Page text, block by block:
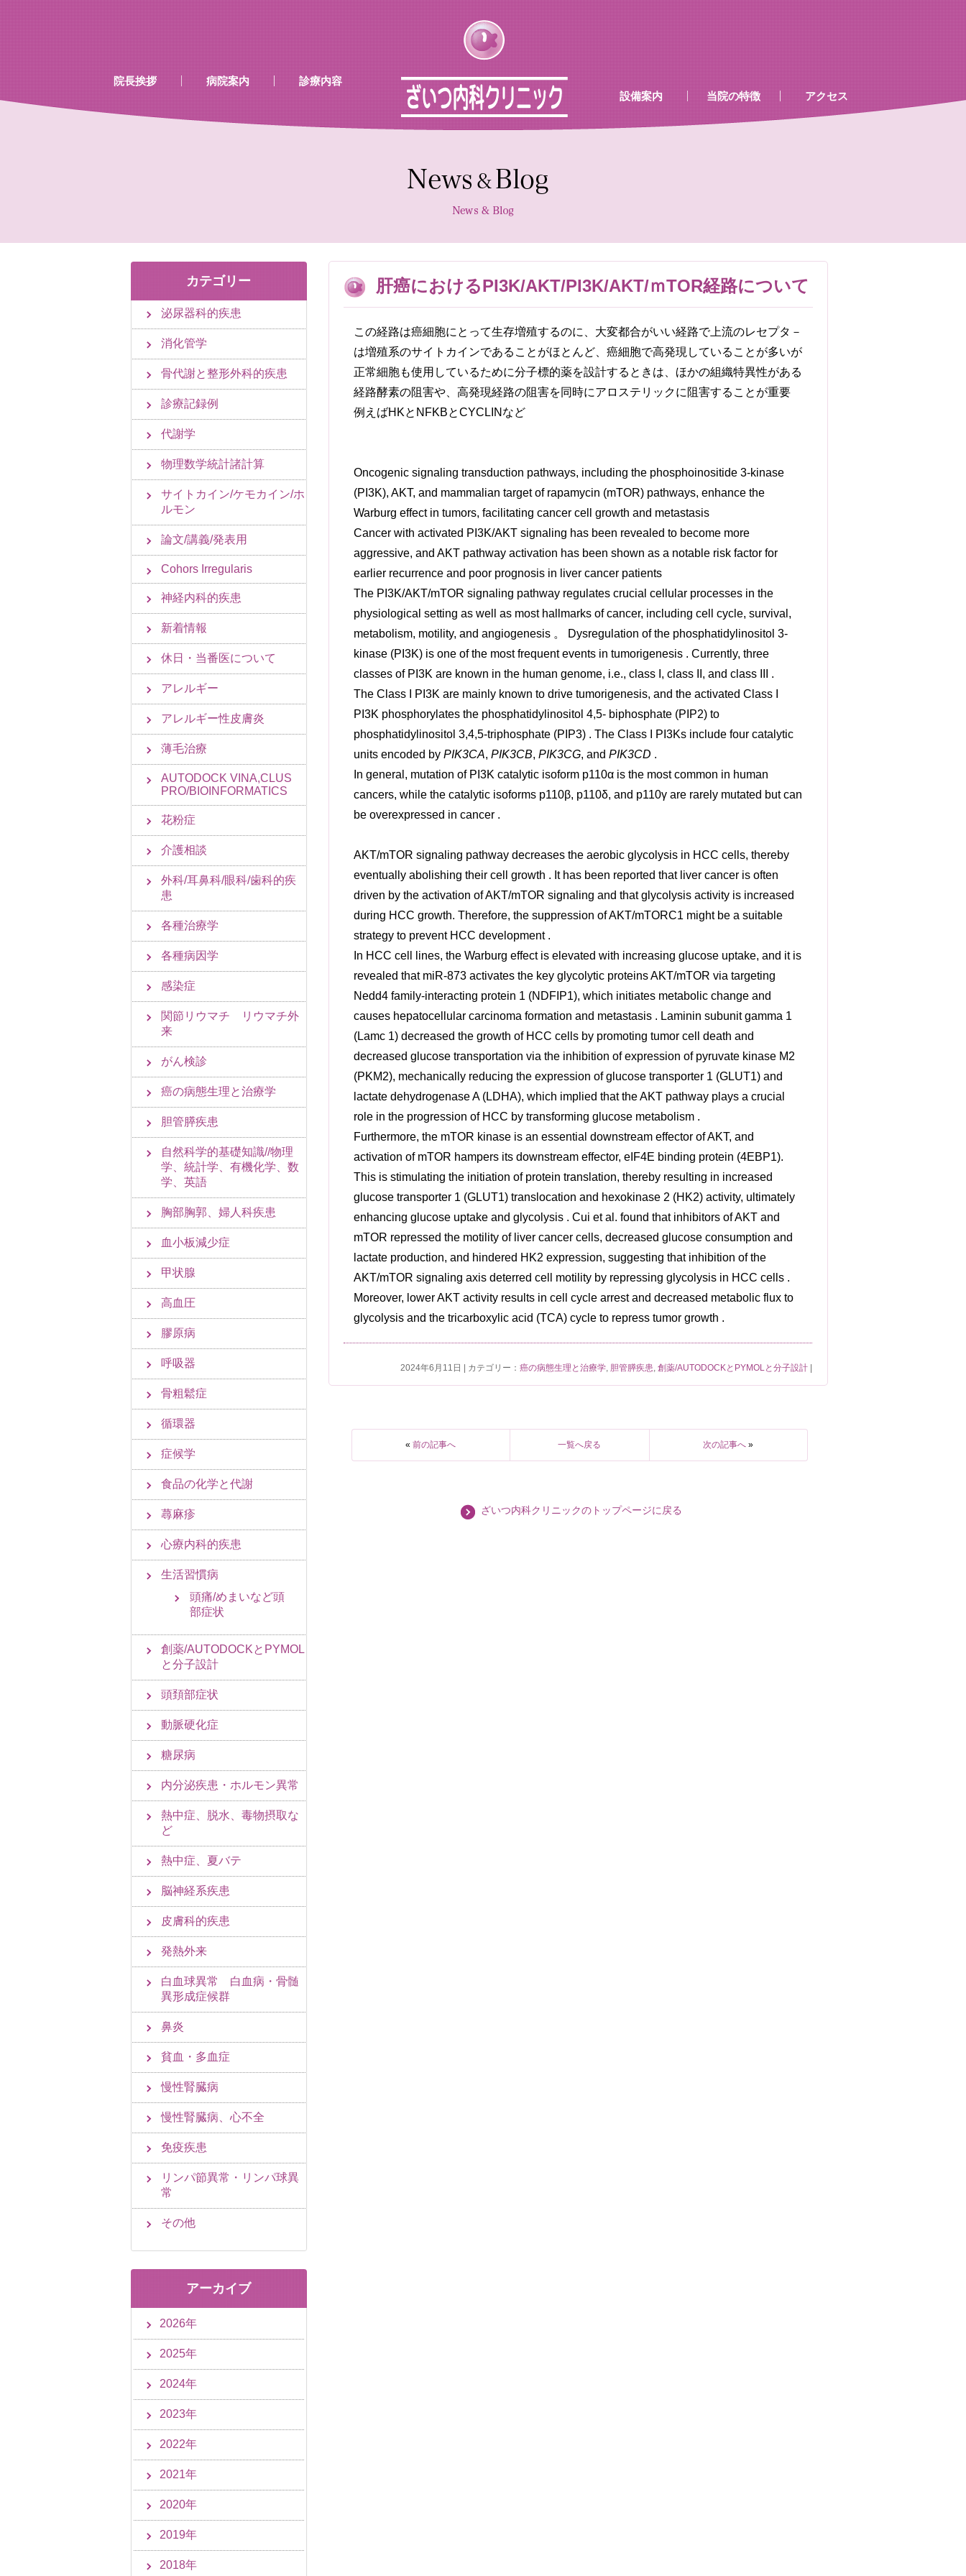
院長挨拶
病院案内
診療時間
当院で行える検診
当院で取り扱いのあるワクチン
診療内容
設備案内
待合
診察室、処置室
採血機器
エコー
レントゲン室心電図
当院の特徴
検査及び病名一覧
アクセス
…既存のコード……既存のコード…
肝癌におけるPI3K/AKT/PI3K/AKT/ｍTOR経路について
この経路は癌細胞にとって生存増殖するのに、大変都合がいい経路で上流のレセプタ－
は増殖系のサイトカインであることがほとんど、癌細胞で高発現していることが多いが
正常細胞も使用しているために分子標的薬を設計するときは、ほかの組織特異性がある
経路酵素の阻害や、高発現経路の阻害を同時にアロステリックに阻害することが重要
例えばHKとNFKBとCYCLINなど
Oncogenic signaling transduction pathways, including the phosphoinositide 3-kinase
(PI3K), AKT, and mammalian target of rapamycin (mTOR) pathways, enhance the
Warburg effect in tumors, facilitating cancer cell growth and metastasis
Cancer with activated PI3K/AKT signaling has been revealed to become more
aggressive, and AKT pathway activation has been shown as a notable risk factor for
earlier recurrence and poor prognosis in liver cancer patients
The PI3K/AKT/mTOR signaling pathway regulates crucial cellular processes in the
physiological setting as well as most hallmarks of cancer, including cell cycle, survival,
metabolism, motility, and angiogenesis 。 Dysregulation of the phosphatidylinositol 3-
kinase (PI3K) is one of the most frequent events in tumorigenesis . Currently, three
classes of PI3K are known in the human genome, i.e., class I, class II, and class III .
The Class I PI3K are mainly known to drive tumorigenesis, and the activated Class I
PI3K phosphorylates the phosphatidylinositol 4,5- biphosphate (PIP2) to
phosphatidylinositol 3,4,5-triphosphate (PIP3) . The Class I PI3Ks include four catalytic
units encoded byPIK3CA,PIK3CB,PIK3CG, andPIK3CD .
In general, mutation of PI3K catalytic isoform p110α is the most common in human
cancers, while the catalytic isoforms p110β, p110δ, and p110γ are rarely mutated but can
be overexpressed in cancer .
AKT/mTOR signaling pathway decreases the aerobic glycolysis in HCC cells, thereby
eventually abolishing their cell growth . It has been reported that liver cancer is often
driven by the activation of AKT/mTOR signaling and that glycolysis activity is increased
during HCC growth. Therefore, the suppression of AKT/mTORC1 might be a suitable
strategy to prevent HCC development .
In HCC cell lines, the Warburg effect is elevated with increasing glucose uptake, and it is
revealed that miR-873 activates the key glycolytic proteins AKT/mTOR via targeting
Nedd4 family-interacting protein 1 (NDFIP1), which initiates metabolic change and
causes hepatocellular carcinoma formation and metastasis . Laminin subunit gamma 1
(Lamc 1) decreased the growth of HCC cells by promoting tumor cell death and
decreased glucose transportation via the inhibition of expression of pyruvate kinase M2
(PKM2), mechanically reducing the expression of glucose transporter 1 (GLUT1) and
lactate dehydrogenase A (LDHA), which implied that the AKT pathway plays a crucial
role in the progression of HCC by transforming glucose metabolism .
Furthermore, the mTOR kinase is an essential downstream effector of AKT, and
activation of mTOR hampers its downstream effector, eIF4E binding protein (4EBP1).
This is stimulating the initiation of protein translation, thereby resulting in increased
glucose transporter 1 (GLUT1) translocation and hexokinase 2 (HK2) activity, ultimately
enhancing glucose uptake and glycolysis . Cui et al. found that inhibitors of AKT and
mTOR repressed the motility of liver cancer cells, decreased glucose consumption and
lactate production, and hindered HK2 expression, suggesting that inhibition of the
AKT/mTOR signaling axis deterred cell motility by repressing glycolysis in HCC cells .
Moreover, lower AKT activity results in cell cycle arrest and decreased metabolic flux to
glycolysis and the tricarboxylic acid (TCA) cycle to repress tumor growth .
2024年6月11日 | カテゴリー：癌の病態生理と治療学, 胆管膵疾患,創薬/AUTODOCKとPYMOLと分子設計
«前の記事へ 一覧へ戻る 次の記事へ »
ざいつ内科クリニックのトップページに戻る
カテゴリー
泌尿器科的疾患
消化管学
骨代謝と整形外科的疾患
診療記録例
代謝学
物理数学統計諸計算
サイトカイン/ケモカイン/ホ
ルモン
論文/講義/発表用
Cohors Irregularis
神経内科的疾患
新着情報
休日・当番医について
アレルギー
アレルギー性皮膚炎
薄毛治療
AUTODOCK VINA,CLUS
PRO/BIOINFORMATICS
花粉症
介護相談
外科/耳鼻科/眼科/歯科的疾
患
各種治療学
各種病因学
感染症
関節リウマチ リウマチ外
来
がん検診
癌の病態生理と治療学
胆管膵疾患
自然科学的基礎知識//物理
学、統計学、有機化学、数
学、英語
胸部胸郭、婦人科疾患
血小板減少症
甲状腺
高血圧
膠原病
呼吸器
骨粗鬆症
循環器
症候学
食品の化学と代謝
蕁麻疹
心療内科的疾患
生活習慣病
頭痛/めまいなど頭
部症状
創薬/AUTODOCKとPYMOL
と分子設計
頭頚部症状
動脈硬化症
糖尿病
内分泌疾患・ホルモン異常
熱中症、脱水、毒物摂取な
ど
熱中症、夏バテ
脳神経系疾患
皮膚科的疾患
発熱外来
白血球異常 白血病・骨髄
異形成症候群
鼻炎
貧血・多血症
慢性腎臓病
慢性腎臓病、心不全
免疫疾患
リンパ節異常・リンパ球異
常
その他
アーカイブ
2026年
2025年
2024年
2023年
2022年
2021年
2020年
2019年
2018年